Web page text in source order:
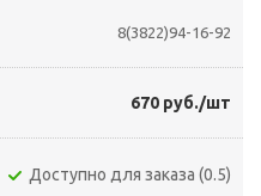
8(3822)94-16-92
670 руб./шт
Доступно для заказа (0.5)